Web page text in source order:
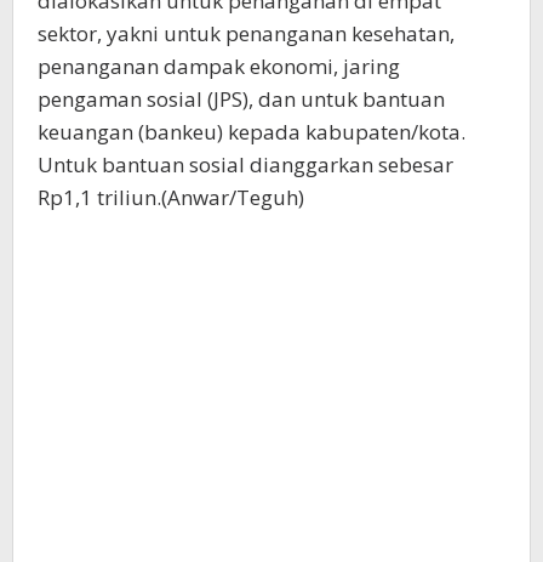
sektor, yakni untuk penanganan kesehatan,
penanganan dampak ekonomi, jaring
pengaman sosial (JPS), dan untuk bantuan
keuangan (bankeu) kepada kabupaten/kota.
Untuk bantuan sosial dianggarkan sebesar
Rp1,1 triliun.(Anwar/Teguh)